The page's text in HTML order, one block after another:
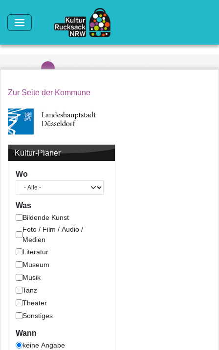
Zur Seite der Kommune
Kultur-Planer
Wo
Was
Bildende Kunst
Foto / Film / Audio /
Medien
Literatur
Museum
Musik
Tanz
Theater
Sonstiges
Wann
keine Angabe